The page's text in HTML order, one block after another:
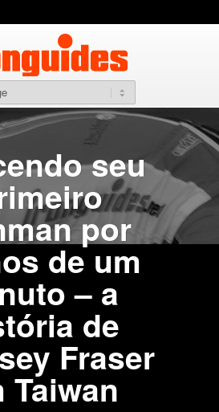
seu
por
de um
– a
de
Fraser
Taiwan